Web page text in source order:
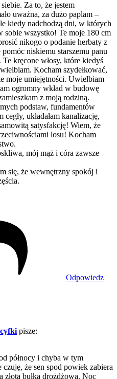
Za to, że jestem
uważna, za dużo paplam –
kiedy nadchodzą dni, w których
sobie wszystko! Te moje 180 cm
nikogo o podanie herbaty z
niskiemu starszemu panu
kręcone włosy, które kiedyś
Kocham szydełkować,
moje umiejętności. Uwielbiam
ogromny wkład w budowę
z moją rodziną.
podstaw, fundamentów
cegły, układałam kanalizację,
satysfakcję! Wiem, że
losu! Kocham
mój mąż i córa zawsze
się, że wewnętrzny spokój i
Odpowiedz
pisze:
północy i chyba w tym
czuję, że sen spod powiek zabiera
złota bułka drożdżowa. Noc